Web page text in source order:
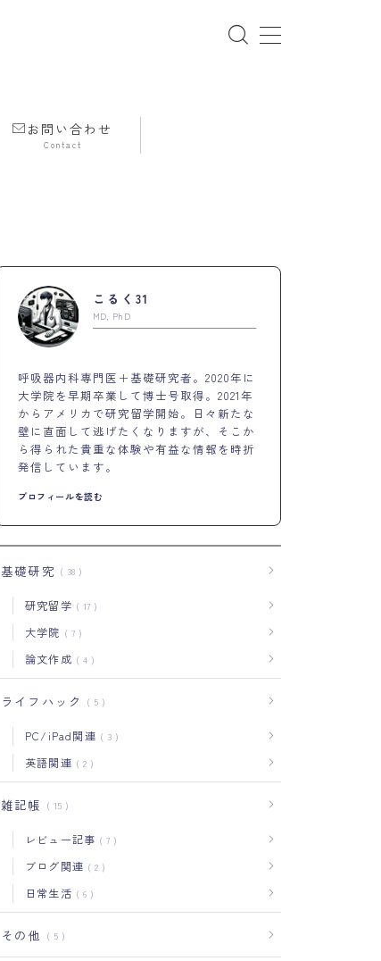
お問い合わせ
Contact
こるく31
MD, PhD
呼吸器内科専門医＋基礎研究者。2020年に
大学院を早期卒業して博士号取得。2021年
からアメリカで研究留学開始。日々新たな
壁に直面して逃げたくなりますが、そこか
ら得られた貴重な体験や有益な情報を時折
発信しています。
プロフィールを読む
基礎研究 38
研究留学 17
大学院 7
論文作成 4
ライフハック 5
PC/iPad関連 3
英語関連 2
雑記帳 15
レビュー記事 7
ブログ関連 2
日常生活 6
その他 5